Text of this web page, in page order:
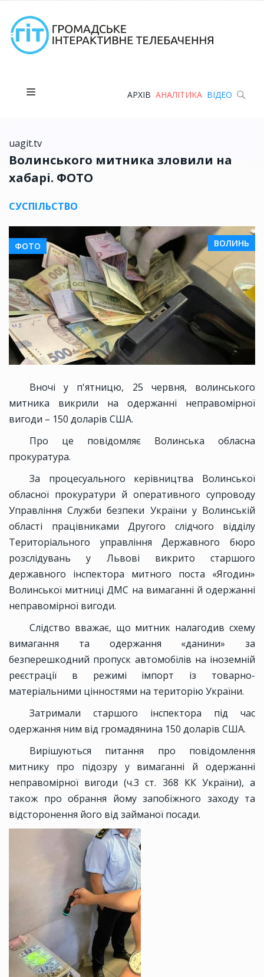
АРХІВ АНАЛІТИКА ВІДЕО
uagit.tv
Волинського митника зловили на
хабарі. ФОТО
СУСПІЛЬСТВО
ФОТО ВОЛИНЬ
Вночі у п'ятницю, 25 червня, волинського
митника викрили на одержанні неправомірної
вигоди – 150 доларів США.
Про це повідомляє Волинська обласна
прокуратура.
За процесуального керівництва Волинської
обласної прокуратури й оперативного супроводу
Управління Служби безпеки України у Волинській
області працівниками Другого слідчого відділу
Територіального управління Державного бюро
розслідувань у Львові викрито старшого
державного інспектора митного поста «Ягодин»
Волинської митниці ДМС на вимаганні й одержанні
неправомірної вигоди.
Слідство вважає, що митник налагодив схему
вимагання та одержання «данини» за
безперешкодний пропуск автомобілів на іноземній
реєстрації в режимі імпорт із товарно-
матеріальними цінностями на територію України.
Затримали старшого інспектора під час
одержання ним від громадянина 150 доларів США.
Вирішуються питання про повідомлення
митнику про підозру у вимаганні й одержанні
неправомірної вигоди (ч.3 ст. 368 КК України), а
також про обрання йому запобіжного заходу та
відсторонення його від займаної посади.